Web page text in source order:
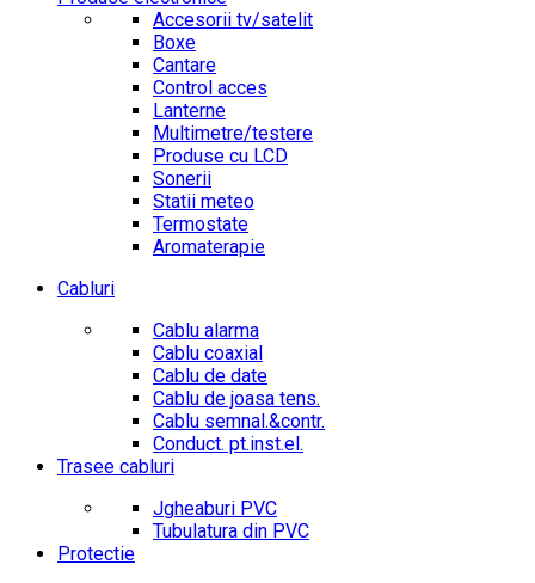
Accesorii tv/satelit
Boxe
Cantare
Control acces
Lanterne
Multimetre/testere
Produse cu LCD
Sonerii
Statii meteo
Termostate
Aromaterapie
Cabluri
Cablu alarma
Cablu coaxial
Cablu de date
Cablu de joasa tens.
Cablu semnal.&contr.
Conduct. pt.inst.el.
Trasee cabluri
Jgheaburi PVC
Tubulatura din PVC
Protectie